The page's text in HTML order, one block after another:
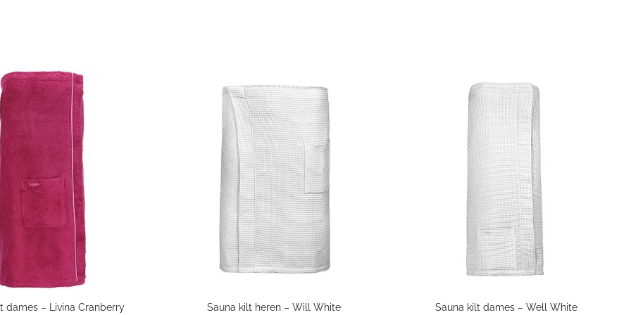
dames – Livina Cranberry Sauna kilt heren – Will White Sauna kilt dames – Well White